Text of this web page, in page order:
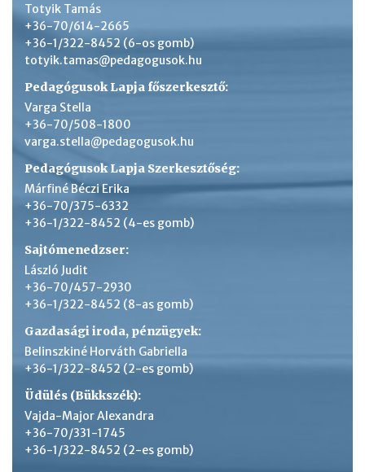
Totyik Tamás
+36-70/614-2665
+36-1/322-8452 (6-os gomb)
totyik.tamas@pedagogusok.hu
Pedagógusok Lapja főszerkesztő:
Varga Stella
+36-70/508-1800
varga.stella@pedagogusok.hu
Pedagógusok Lapja Szerkesztőség:
Márfiné Béczi Erika
+36-70/375-6332
+36-1/322-8452 (4-es gomb)
Sajtómenedzser:
László Judit
+36-70/457-2930
+36-1/322-8452 (8-as gomb)
Gazdasági iroda, pénzügyek:
Belinszkiné Horváth Gabriella
+36-1/322-8452 (2-es gomb)
Üdülés (Bükkszék):
Vajda-Major Alexandra
+36-70/331-1745
+36-1/322-8452 (2-es gomb)